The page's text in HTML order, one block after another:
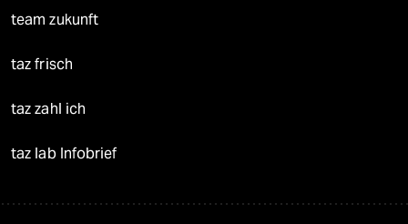
team zukunft
taz frisch
taz zahl ich
taz lab Infobrief